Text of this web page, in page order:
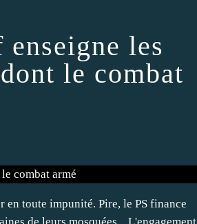
les
le combat
toute impunité. Pire, le PS finance